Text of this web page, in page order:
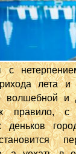
лета и
волшебной и
правило, с
деньков